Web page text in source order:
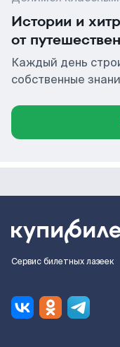
Истории и
от
Каждый день
собственные
Сервис билетных лазеек